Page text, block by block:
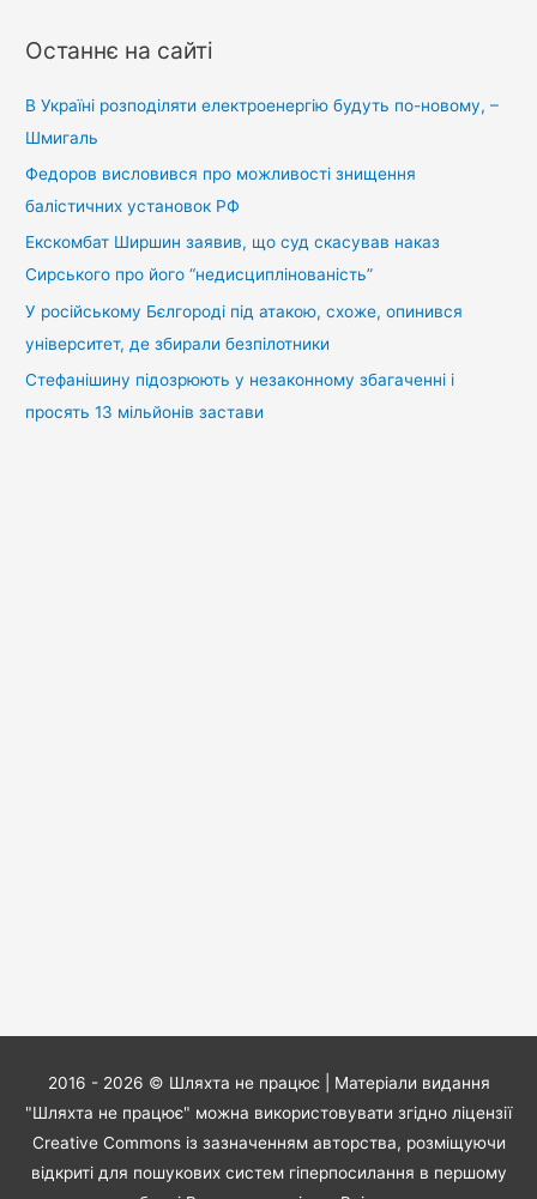
у
:
Останнє на сайті
В Україні розподіляти електроенергію будуть по-новому, –
Шмигаль
Федоров висловився про можливості знищення
балістичних установок РФ
Екскомбат Ширшин заявив, що суд скасував наказ
Сирського про його “недисциплінованість”
У російському Бєлгороді під атакою, схоже, опинився
університет, де збирали безпілотники
Стефанішину підозрюють у незаконному збагаченні і
просять 13 мільйонів застави
2016 - 2026 © Шляхта не працює| Матеріали видання
"Шляхта не працює" можна використовувати згідно ліцензії
Creative Commons із зазначенням авторства, розміщуючи
відкриті для пошукових систем гіперпосилання в першому